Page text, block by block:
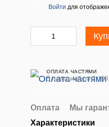
Войти для
ОПЛАТА ЧАСТЯМИ
5 платежей по 2
Оплата Мы
Характеристики